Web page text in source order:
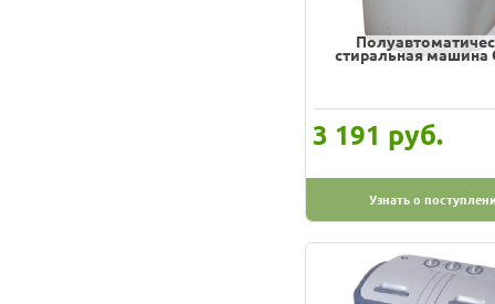
стиральная машина
3 191 руб.
Узнать о